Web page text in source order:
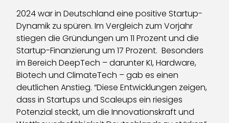
2024 war in Deutschland eine positive Startup-
Dynamik zu spüren. Im Vergleich zum Vorjahr
stiegen die Gründungen um 11 Prozent und die
Startup-Finanzierung um 17 Prozent. Besonders
im Bereich DeepTech – darunter KI, Hardware,
Biotech und ClimateTech – gab es einen
deutlichen Anstieg. “Diese Entwicklungen zeigen,
dass in Startups und Scaleups ein riesiges
Potenzial steckt, um die Innovationskraft und